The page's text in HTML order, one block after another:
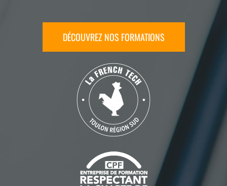
DÉCOUVREZ NOS FORMATIONS